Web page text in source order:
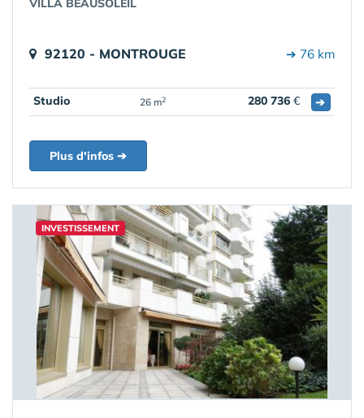
VILLA BEAUSOLEIL
92120 - MONTROUGE ➔ 76 km
Studio 26 m2 280 736 € ➔
Plus d'infos ➔
INVESTISSEMENT